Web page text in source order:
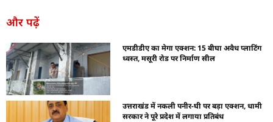
और पढ़ें
एमडीडीए का मेगा एक्शन: 15 बीघा अवैध प्लाटिंग
ध्वस्त, मसूरी रोड पर निर्माण सील
उत्तराखंड में नकली पनीर-घी पर बड़ा एक्शन, धामी
सरकार ने पूरे प्रदेश में लगाया प्रतिबंध